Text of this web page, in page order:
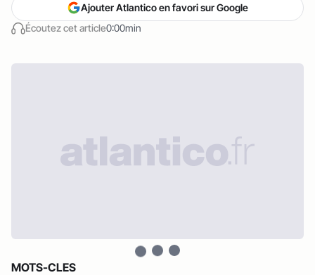
Écoutez cet article0:00min
Ajouter Atlantico en favori sur Google
MOTS-CLES